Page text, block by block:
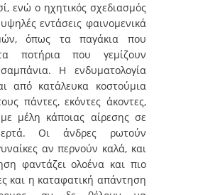
ενώ ο ηχητικός σχεδιασμός
εντάσεις φαινομενικά
όπως τα παγάκια που
ποτήρια που γεμίζουν
Η ενδυματολογία
από κατάλευκα κοστούμια
πάντες, εκόντες άκοντες,
μέλη κάποιας αίρεσης σε
Οι άνδρες ρωτούν
αν περνούν καλά, και
φαντάζει ολοένα και πιο
και η καταφατική απάντηση